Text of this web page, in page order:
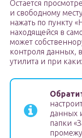
Остается
и свободному
нажать по пункту
находящейся в
может
контроля данных,
утилита и при
данных
папки